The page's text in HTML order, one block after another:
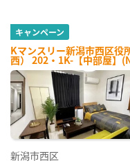
キャンペーン
Kマンスリー新潟市西区役
西） 202・1K-【中部屋】
新潟市西区